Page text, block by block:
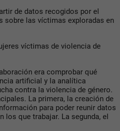
de datos recogidos por el
sobre las víctimas exploradas en
víctimas de violencia de
era comprobar qué
artificial y la analítica
contra la violencia de género.
La primera, la creación de
para poder reunir datos
que trabajar. La segunda, el